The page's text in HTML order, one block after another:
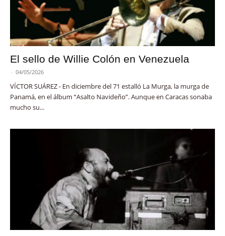
El sello de Willie Colón en Venezuela
- 04/05/2026
VÍCTOR SUÁREZ - En diciembre del 71 estalló La Murga, la murga de
Panamá, en el álbum “Asalto Navideño”. Aunque en Caracas sonaba
mucho su...